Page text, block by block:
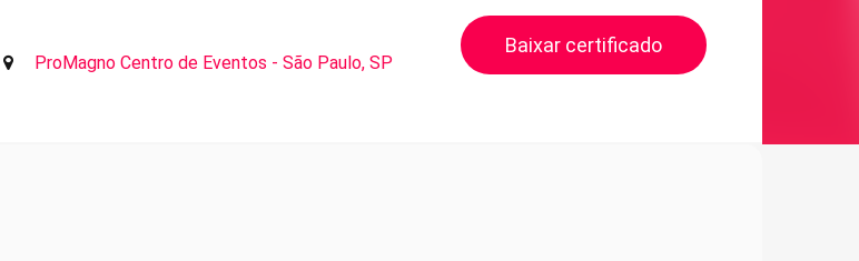
ProMagno Centro de Eventos - São Paulo, SP
Baixar certificado